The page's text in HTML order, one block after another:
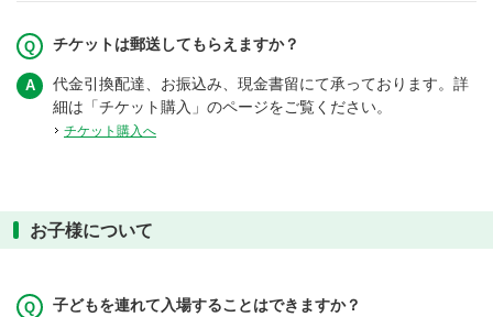
チケットは郵送してもらえますか？
代金引換配達、お振込み、現金書留にて承っております。詳
細は「チケット購入」のページをご覧ください。
チケット購入へ
お子様について
子どもを連れて入場することはできますか？